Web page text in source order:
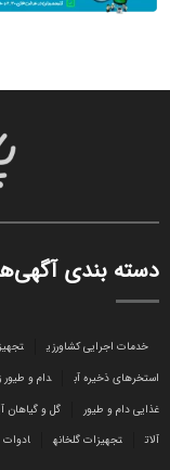
دسته بندی
خدمات اجرایی کشاورزی
استخرهای ذخیره آب
دام و طیور
غذایی دام و طیور
گل و گیاهان
آلات
تجهیزات گلخانه ادوات